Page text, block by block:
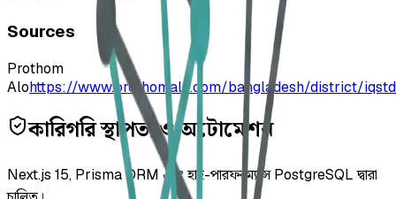
Sources
Prothom
Alohttps://www.prothomalo.com/bangladesh/district/
কারিগরি স্থাপত্য ও অটোমেশন
Next.js 15, Prisma ORM এবং হাই-পারফরম্যান্স PostgreSQL দ্বারা